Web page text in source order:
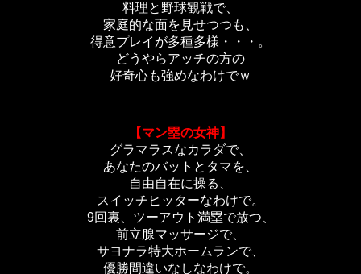
料理と野球観戦で、
家庭的な面を見せつつも、
得意プレイが多種多様・・・。
どうやらアッチの方の
好奇心も強めなわけでｗ
【マン塁の女神】
グラマラスなカラダで、
あなたのバットとタマを、
自由自在に操る、
スイッチヒッターなわけで。
9回裏、ツーアウト満塁で放つ、
前立腺マッサージで、
サヨナラ特大ホームランで、
優勝間違いなしなわけで。